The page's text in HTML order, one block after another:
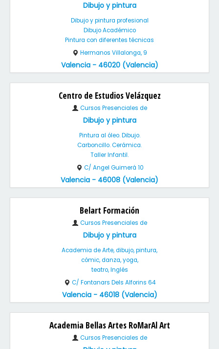
Dibujo y pintura
Dibujo y pintura profesional
Dibujo Académico
Pintura con diferentes técnicas
Hermanos Villalonga, 9
Valencia - 46020 (Valencia)
Centro de Estudios Velázquez
Cursos Presenciales de
Dibujo y pintura
Pintura al óleo. Dibujo.
Carboncillo. Cerámica.
Taller Infantil.
C/ Angel Guimerá 10
Valencia - 46008 (Valencia)
Belart Formación
Cursos Presenciales de
Dibujo y pintura
Academia de Arte, dibujo, pintura,
cómic, danza, yoga,
teatro, Inglés
C/ Fontanars Dels Alforins 64
Valencia - 46018 (Valencia)
Academia Bellas Artes RoMarAl Art
Cursos Presenciales de